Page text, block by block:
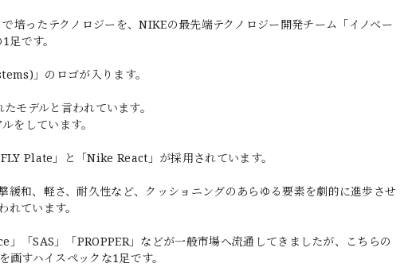
ったテクノロジーを、NIKEの最先端テクノロジー開発チーム「イノベー
です。
」のロゴが入ります。
モデルと言われています。
をしています。
Plate」と「Nike React」が採用されています。
和、軽さ、耐久性など、クッショニングのあらゆる要素を劇的に進歩させ
ています。
「SAS」「PROPPER」などが一般市場へ流通してきましたが、こちらの
すハイスペックな1足です。